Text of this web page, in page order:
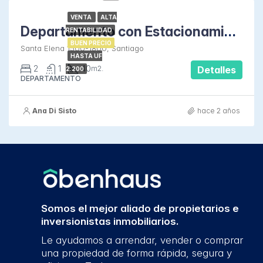
VENTA
ALTA
RENTABILIDAD
BUEN PRECIO
HASTA UF
2.200
Departamento con Estacionamiento en Santa Elena
Santa Elena 1500-1800, Santiago
2 1 40m2.
DEPARTAMENTO
Detalles
Ana Di Sisto hace 2 años
Somos el mejor aliado de propietarios e
inversionistas inmobiliarios.
Le ayudamos a arrendar, vender o comprar
una propiedad de forma rápida, segura y